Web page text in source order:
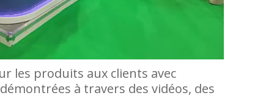
les produits aux clients avec
à travers des vidéos, des